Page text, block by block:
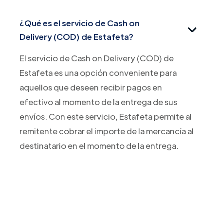
¿Qué es el servicio de Cash on
Delivery (COD) de Estafeta?
El servicio de Cash on Delivery (COD) de
Estafeta es una opción conveniente para
aquellos que deseen recibir pagos en
efectivo al momento de la entrega de sus
envíos. Con este servicio, Estafeta permite al
remitente cobrar el importe de la mercancía al
destinatario en el momento de la entrega.